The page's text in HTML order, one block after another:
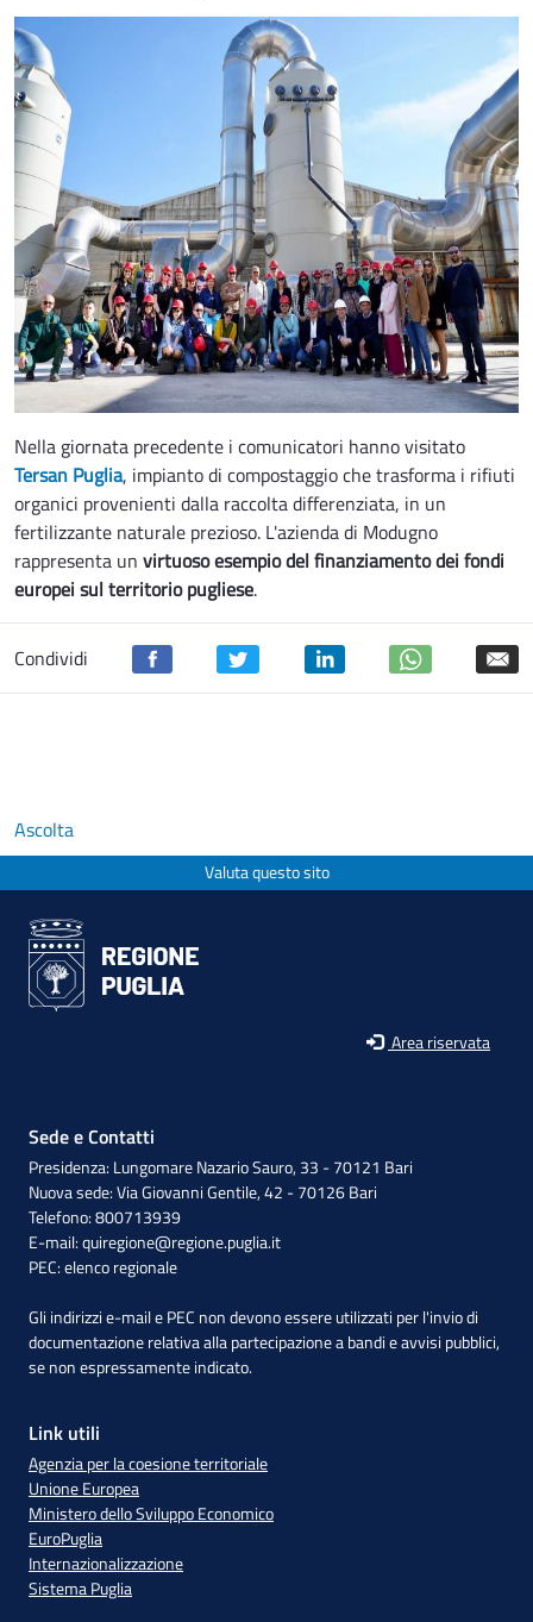
Nella giornata precedente i comunicatori hanno visitato
Tersan Puglia, impianto di compostaggio che trasforma i rifiuti
organici provenienti dalla raccolta differenziata, in un
fertilizzante naturale prezioso. L'azienda di Modugno
rappresenta un virtuoso esempio del finanziamento dei fondi
europei sul territorio pugliese.
Condividi
Ascolta
Valuta questo sito
Area riservata
Sede e Contatti
Presidenza: Lungomare Nazario Sauro, 33 - 70121 Bari
Nuova sede: Via Giovanni Gentile, 42 - 70126 Bari
Telefono: 800713939
E-mail:quiregione@regione.puglia.it
PEC:elenco regionale
Gli indirizzi e-mail e PEC non devono essere utilizzati per l'invio di
documentazione relativa alla partecipazione a bandi e avvisi pubblici,
se non espressamente indicato.
Link utili
Agenzia per la coesione territoriale
Unione Europea
Ministero dello Sviluppo Economico
EuroPuglia
Internazionalizzazione
Sistema Puglia